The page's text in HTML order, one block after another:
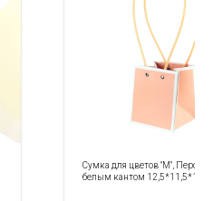
Сумка для цветов "M",
белым кантом